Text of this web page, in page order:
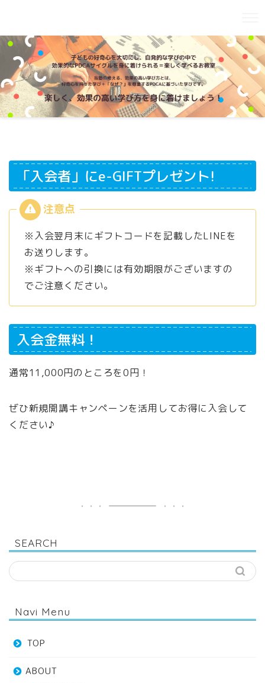
「入会者」にe-GIFTプレゼント!
※入会翌月末にギフトコードを記載したLINEを
お送りします。
※ギフトへの引換には有効期限がございますの
でご注意ください。
入会金無料！
通常11,000円のところを0円！
ぜひ新規開講キャンペーンを活用してお得に入会して
ください♪
SEARCH
Navi Menu
TOP
ABOUT